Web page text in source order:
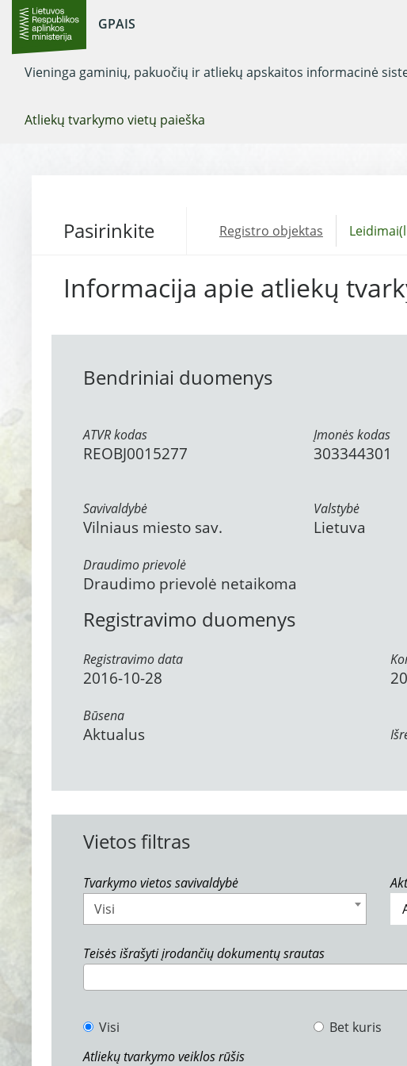
GPAIS
Vieninga gaminių, pakuočių ir atliekų apskaitos informacinė
Atliekų tvarkymo vietų paieška
Pasirinkite Registro objektas
Informacija apie atliekų
Bendriniai duomenys
ATVR kodas
REOBJ0015277
Įmonės kodas
303344301
Savivaldybė
Vilniaus miesto sav.
Valstybė
Lietuva
Draudimo prievolė
Draudimo prievolė netaikoma
Registravimo duomenys
Registravimo data
2016-10-28
Būsena
Aktualus
Vietos filtras
Tvarkymo vietos savivaldybė
Visi
Teisės išrašyti įrodančių dokumentų srautas
Visi
Bet kuris
Atliekų tvarkymo veiklos rūšis